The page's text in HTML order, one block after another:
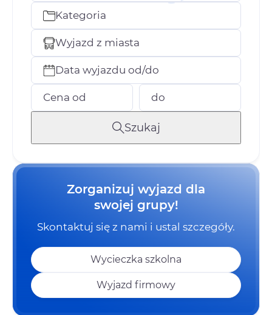
Kategoria
Wyjazd z miasta
Data wyjazdu od/do
Cena od do
Szukaj
Zorganizuj wyjazd dla
swojej grupy!
Skontaktuj się z nami i ustal szczegóły.
Wycieczka szkolna
Wyjazd firmowy